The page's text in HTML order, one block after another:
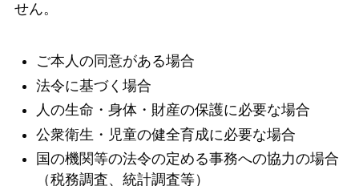
せん。
ご本人の同意がある場合
法令に基づく場合
人の生命・身体・財産の保護に必要な場合
公衆衛生・児童の健全育成に必要な場合
国の機関等の法令の定める事務への協力の場合
（税務調査、統計調査等）